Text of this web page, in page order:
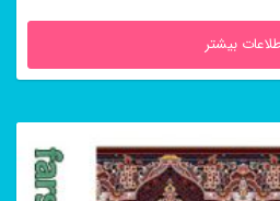
بیشتر